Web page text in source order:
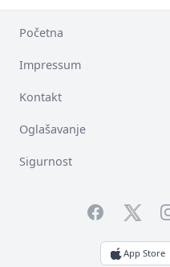
Početna
Impressum
Kontakt
Oglašavanje
Sigurnost
FacebookTwitter
App Store